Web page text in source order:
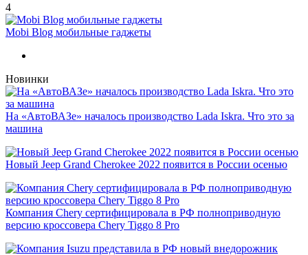
4
Mobi Blog мобильные гаджеты
Новинки
На «АвтоВАЗе» началось производство Lada Iskra. Что это за
машина
Новый Jeep Grand Cherokee 2022 появится в России осенью
Компания Chery сертифицировала в РФ полноприводную
версию кроссовера Chery Tiggo 8 Pro